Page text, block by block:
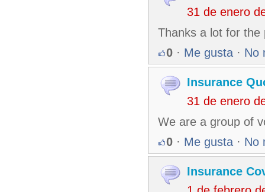
31 de enero
Thanks a lot for the
0 · Me gusta · No
Insurance
31 de enero
We are a group of
0 · Me gusta · No
Insurance